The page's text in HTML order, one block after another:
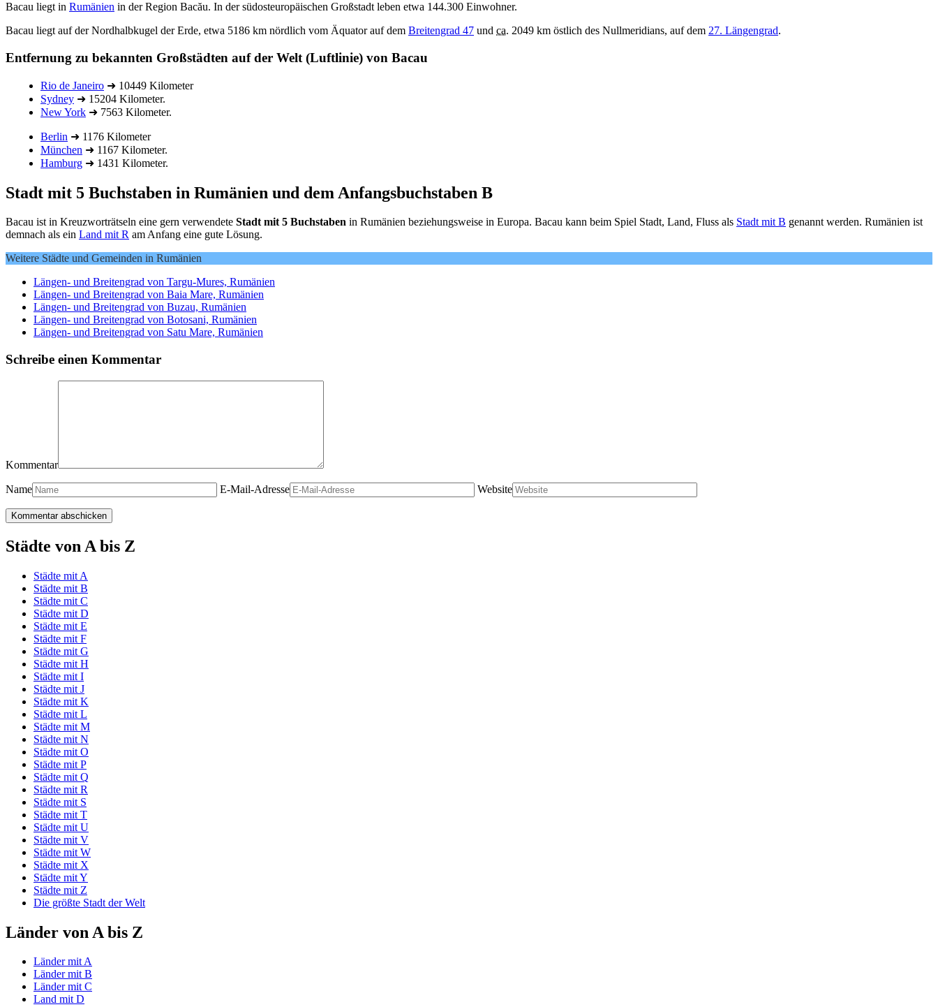
Bacau liegt in Rumänien in der Region Bacău. In der südosteuropäischen Großstadt leben etwa 144.300 Einwohner.
Bacau liegt auf der Nordhalbkugel der Erde, etwa 5186 km nördlich vom Äquator auf dem Breitengrad 47 und ca. 2049 km östlich des Nullmeridians, auf dem 27. Längengrad.
Entfernung zu bekannten Großstädten auf der Welt (Luftlinie) von Bacau
Rio de Janeiro ➜ 10449 Kilometer
Sydney ➜ 15204 Kilometer.
New York ➜ 7563 Kilometer.
Berlin ➜ 1176 Kilometer
München ➜ 1167 Kilometer.
Hamburg ➜ 1431 Kilometer.
Stadt mit 5 Buchstaben in Rumänien und dem Anfangsbuchstaben B
Bacau ist in Kreuzworträtseln eine gern verwendete Stadt mit 5 Buchstaben in Rumänien beziehungsweise in Europa. Bacau kann beim Spiel Stadt, Land, Fluss als Stadt mit B genannt werden. Rumänien ist
demnach als ein Land mit R am Anfang eine gute Lösung.
Weitere Städte und Gemeinden in Rumänien
Längen- und Breitengrad von Targu-Mures, Rumänien
Längen- und Breitengrad von Baia Mare, Rumänien
Längen- und Breitengrad von Buzau, Rumänien
Längen- und Breitengrad von Botosani, Rumänien
Längen- und Breitengrad von Satu Mare, Rumänien
Schreibe einen Kommentar
Kommentar
Name E-Mail-Adresse Website
Städte von A bis Z
Städte mit A
Städte mit B
Städte mit C
Städte mit D
Städte mit E
Städte mit F
Städte mit G
Städte mit H
Städte mit I
Städte mit J
Städte mit K
Städte mit L
Städte mit M
Städte mit N
Städte mit O
Städte mit P
Städte mit Q
Städte mit R
Städte mit S
Städte mit T
Städte mit U
Städte mit V
Städte mit W
Städte mit X
Städte mit Y
Städte mit Z
Die größte Stadt der Welt
Länder von A bis Z
Länder mit A
Länder mit B
Länder mit C
Land mit D